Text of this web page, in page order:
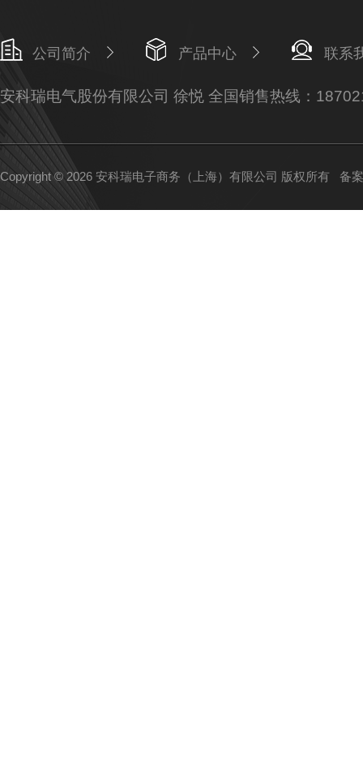
公司简介 产品中心 联系
安科瑞电气股份有限公司 徐悦 全国销售热线：
Copyright © 2026 安科瑞电子商务（上海）有限公司 版权所有 备